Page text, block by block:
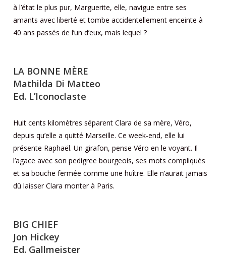
à l’état le plus pur, Marguerite, elle, navigue entre ses
amants avec liberté et tombe accidentellement enceinte à
40 ans passés de l’un d’eux, mais lequel ?
LA BONNE MÈRE
Mathilda Di Matteo
Ed. L’Iconoclaste
Huit cents kilomètres séparent Clara de sa mère, Véro,
depuis qu’elle a quitté Marseille. Ce week-end, elle lui
présente Raphaël. Un girafon, pense Véro en le voyant. Il
l’agace avec son pedigree bourgeois, ses mots compliqués
et sa bouche fermée comme une huître. Elle n’aurait jamais
dû laisser Clara monter à Paris.
BIG CHIEF
Jon Hickey
Ed. Gallmeister